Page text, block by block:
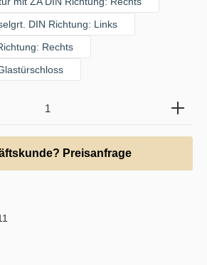
DIN Richtung: Links
Rechts
den gewünschten Wert ein
Preisanfrage